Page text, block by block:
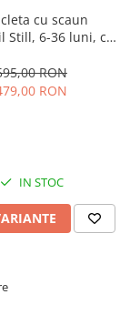
cu scaun
Still, 6-36 luni, cu
cu lumini si
SL07
RON
RON
IN STOC